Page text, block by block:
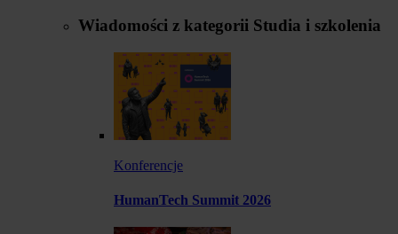
Wiadomości z kategorii Studia i szkolenia
Konferencje
HumanTech Summit 2026